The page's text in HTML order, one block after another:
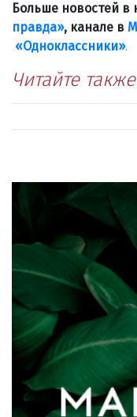
Больше новостей
правда», канале в
«Одноклассники».
Читайте также